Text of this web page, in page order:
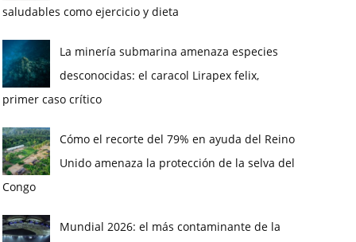
saludables como ejercicio y dieta
La minería submarina amenaza especies
desconocidas: el caracol Lirapex felix,
primer caso crítico
Cómo el recorte del 79% en ayuda del Reino
Unido amenaza la protección de la selva del
Congo
Mundial 2026: el más contaminante de la